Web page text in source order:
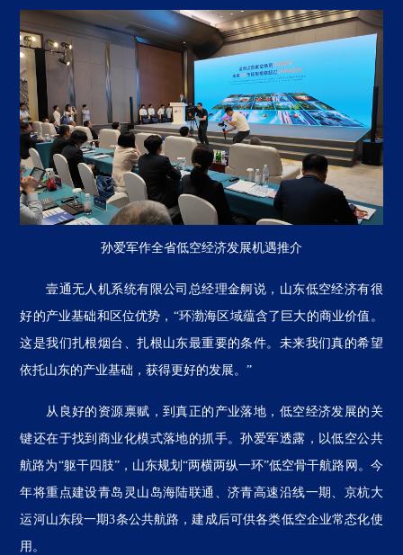
孙爱军作全省低空经济发展机遇推介
壹通无人机系统有限公司总经理金舸说，山东低空经济有很
好的产业基础和区位优势，“环渤海区域蕴含了巨大的商业价值。
这是我们扎根烟台、扎根山东最重要的条件。未来我们真的希望
依托山东的产业基础，获得更好的发展。”
从良好的资源禀赋，到真正的产业落地，低空经济发展的关
键还在于找到商业化模式落地的抓手。孙爱军透露，以低空公共
航路为“躯干四肢”，山东规划“两横两纵一环”低空骨干航路网。今
年将重点建设青岛灵山岛海陆联通、济青高速沿线一期、京杭大
运河山东段一期3条公共航路，建成后可供各类低空企业常态化使
用。